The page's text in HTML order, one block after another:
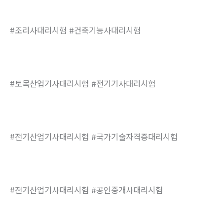
#조리사대리시험 #건축기능사대리시험
#토목산업기사대리시험 #전기기사대리시험
#전기산업기사대리시험 #국가기술자격증대리시험
#전기산업기사대리시험 #공인중개사대리시험